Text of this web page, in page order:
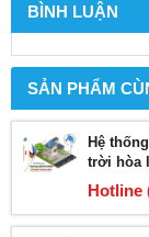
BÌNH LUẬN
SẢN PHẨM
Hệ
trời hòa
Hotline